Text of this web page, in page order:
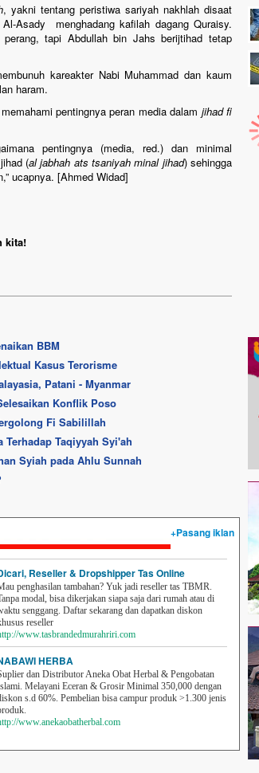
, yakni tentang peristiwa sariyah nakhlah disaat
Asady
menghadang kafilah dagang Quraisy.
tapi Abdullah bin Jahs berijtihad tetap
kareakter Nabi Muhammad dan kaum
haram.
pentingnya peran media dalam jihad fi
pentingnya (media, red.) dan minimal
(al jabhah ats tsaniyah minal jihad) sehingga
ucapnya. [Ahmed Widad]
kita!
BBM
Kasus Terorisme
Patani - Myanmar
Konflik Poso
Fi Sabilillah
Taqiyyah Syi'ah
Syiah pada Ahlu Sunnah
+Pasang iklan
Reseller & Dropshipper Tas Online
penghasilan tambahan? Yuk jadi reseller tas TBMR.
modal, bisa dikerjakan siapa saja dari rumah atau di
senggang. Daftar sekarang dan dapatkan diskon
reseller
www.tasbrandedmurahriri.com
HERBA
dan Distributor Aneka Obat Herbal & Pengobatan
Melayani Eceran & Grosir Minimal 350,000 dengan
s.d 60%. Pembelian bisa campur produk >1.300 jenis
www.anekaobatherbal.com